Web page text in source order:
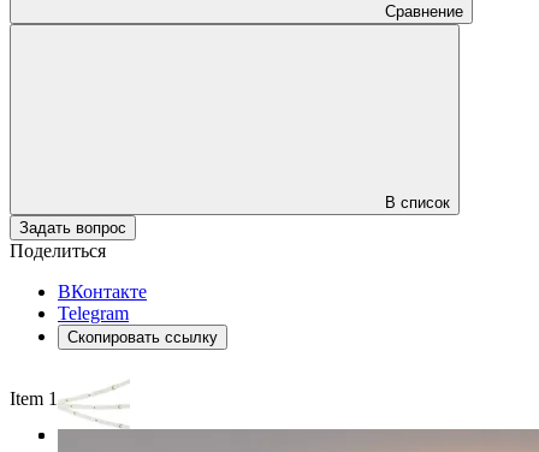
Сравнение
В список
Задать вопрос
Поделиться
ВКонтакте
Telegram
Скопировать ссылку
Item 1 of 3